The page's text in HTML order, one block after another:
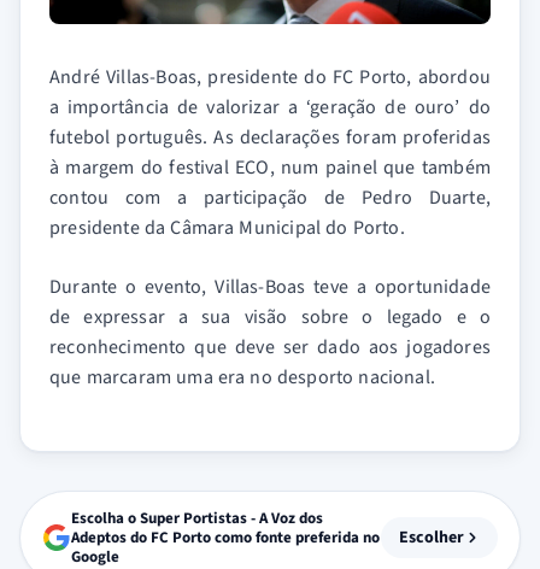
André Villas-Boas, presidente do FC Porto, abordou
a importância de valorizar a ‘geração de ouro’ do
futebol português. As declarações foram proferidas
à margem do festival ECO, num painel que também
contou com a participação de Pedro Duarte,
presidente da Câmara Municipal do Porto.
Durante o evento, Villas-Boas teve a oportunidade
de expressar a sua visão sobre o legado e o
reconhecimento que deve ser dado aos jogadores
que marcaram uma era no desporto nacional.
Escolha o Super Portistas - A Voz dos
Adeptos do FC Porto como fonte preferida no
Google
Escolher